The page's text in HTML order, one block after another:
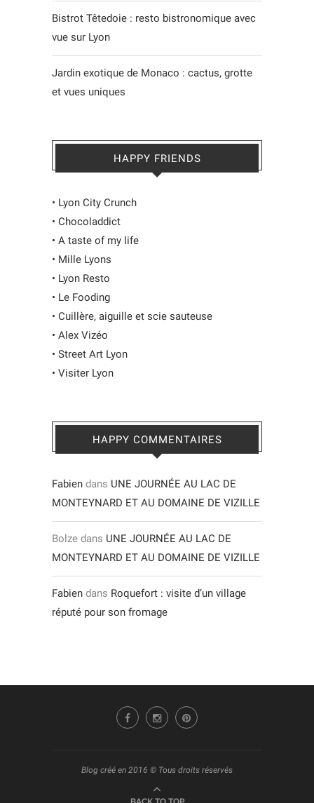
Bistrot Têtedoie : resto bistronomique avec
vue sur Lyon
Jardin exotique de Monaco : cactus, grotte
et vues uniques
HAPPY FRIENDS
• Lyon City Crunch
• Chocoladdict
• A taste of my life
• Mille Lyons
• Lyon Resto
• Le Fooding
• Cuillère, aiguille et scie sauteuse
• Alex Vizéo
• Street Art Lyon
• Visiter Lyon
HAPPY COMMENTAIRES
Fabien dans UNE JOURNÉE AU LAC DE
MONTEYNARD ET AU DOMAINE DE VIZILLE
Bolze dans UNE JOURNÉE AU LAC DE
MONTEYNARD ET AU DOMAINE DE VIZILLE
Fabien dans Roquefort : visite d’un village
réputé pour son fromage
Blog créé en 2016 © Tous droits réservés